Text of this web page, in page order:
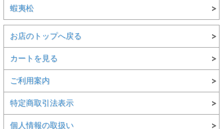
蝦夷松
お店のトップへ戻る
カートを見る
ご利用案内
特定商取引法表示
個人情報の取扱い